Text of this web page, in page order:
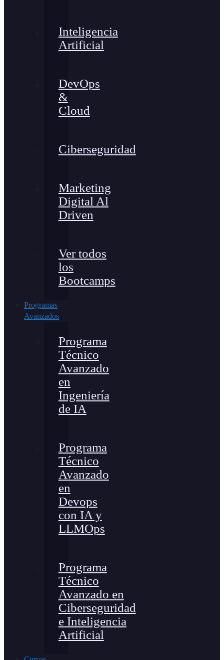
Inteligencia
Artificial
DevOps
&
Cloud
Ciberseguridad
Marketing
Digital Al
Driven
Ver todos
los
Bootcamps
Programas
Avanzados
Programa
Técnico
Avanzado
en
Ingeniería
de IA
Programa
Técnico
Avanzado
en
Devops
con IA y
LLMOps
Programa
Técnico
Avanzado en
Ciberseguridad
e Inteligencia
Artificial